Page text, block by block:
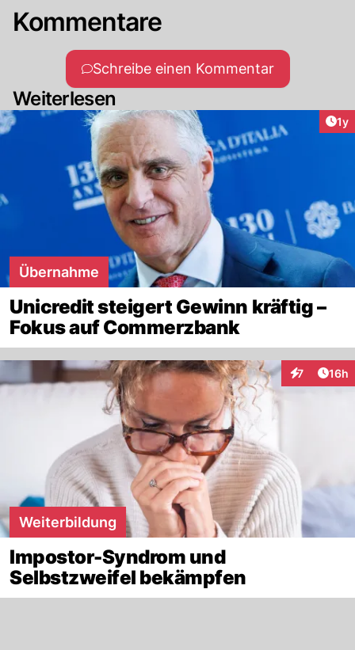
Kommentare
Schreibe einen Kommentar
Weiterlesen
1y
Übernahme
Unicredit steigert Gewinn kräftig –
Fokus auf Commerzbank
7 16h
Weiterbildung
Impostor-Syndrom und
Selbstzweifel bekämpfen